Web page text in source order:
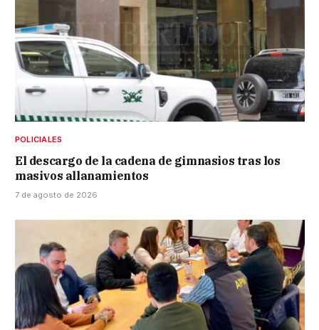
POLICIALES
El descargo de la cadena de gimnasios tras los
masivos allanamientos
7 de agosto de 2026